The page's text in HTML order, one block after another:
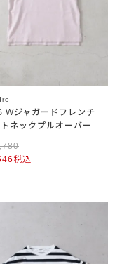
Wジャガードフレンチ
ネックプルオーバー
税込